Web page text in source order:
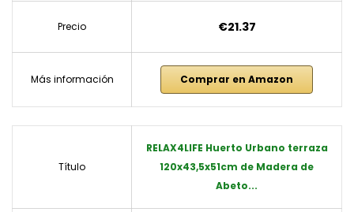
Precio €21.37
Más información Comprar en Amazon
Título
RELAX4LIFE Huerto Urbano terraza
120x43,5x51cm de Madera de
Abeto...